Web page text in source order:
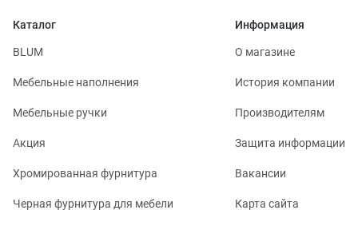
Каталог
BLUM
Мебельные наполнения
Мебельные ручки
Акция
Хромированная фурнитура
Черная фурнитура для мебели
Информация
О магазине
История компании
Производителям
Защита информации
Вакансии
Карта сайта